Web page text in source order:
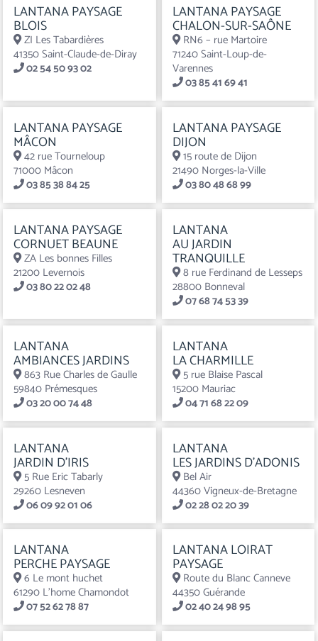
LANTANA PAYSAGE
BLOIS
ZI Les Tabardières
41350 Saint-Claude-de-Diray
02 54 50 93 02
LANTANA PAYSAGE
CHALON-SUR-SAÔNE
RN6 – rue Martoire
71240 Saint-Loup-de-
Varennes
03 85 41 69 41
LANTANA PAYSAGE
MÂCON
42 rue Tourneloup
71000 Mâcon
03 85 38 84 25
LANTANA PAYSAGE
DIJON
15 route de Dijon
21490 Norges-la-Ville
03 80 48 68 99
LANTANA PAYSAGE
CORNUET BEAUNE
ZA Les bonnes Filles
21200 Levernois
03 80 22 02 48
LANTANA
AU JARDIN
TRANQUILLE
8 rue Ferdinand de Lesseps
28800 Bonneval
07 68 74 53 39
LANTANA
AMBIANCES JARDINS
863 Rue Charles de Gaulle
59840 Prémesques
03 20 00 74 48
LANTANA
LA CHARMILLE
5 rue Blaise Pascal
15200 Mauriac
04 71 68 22 09
LANTANA
JARDIN D’IRIS
5 Rue Eric Tabarly
29260 Lesneven
06 09 92 01 06
LANTANA
LES JARDINS D’ADONIS
Bel Air
44360 Vigneux-de-Bretagne
02 28 02 20 39
LANTANA
PERCHE PAYSAGE
6 Le mont huchet
61290 L’home Chamondot
07 52 62 78 87
LANTANA LOIRAT
PAYSAGE
Route du Blanc Canneve
44350 Guérande
02 40 24 98 95